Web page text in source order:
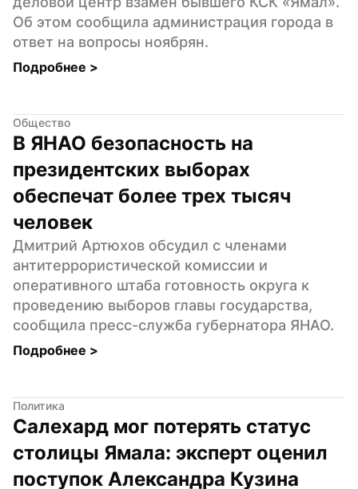
Об этом сообщила администрация города в
ответ на вопросы ноябрян.
Подробнее >
Общество
В ЯНАО безопасность на
президентских выборах
обеспечат более трех тысяч
человек
Дмитрий Артюхов обсудил с членами
антитеррористической комиссии и
оперативного штаба готовность округа к
проведению выборов главы государства,
сообщила пресс-служба губернатора ЯНАО.
Подробнее >
Политика
Салехард мог потерять статус
столицы Ямала: эксперт оценил
поступок Александра Кузина